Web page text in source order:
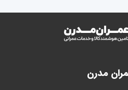
مدرن